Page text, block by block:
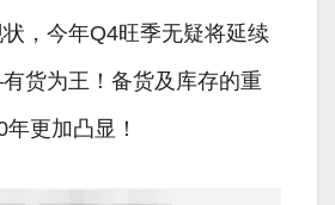
，今年Q4旺季无疑将延续
货为王！备货及库存的重
更加凸显！